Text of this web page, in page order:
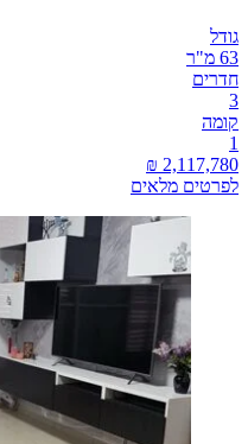
גודל
63 מ"ר
חדרים
3
קומה
1
לפרטים מלאים